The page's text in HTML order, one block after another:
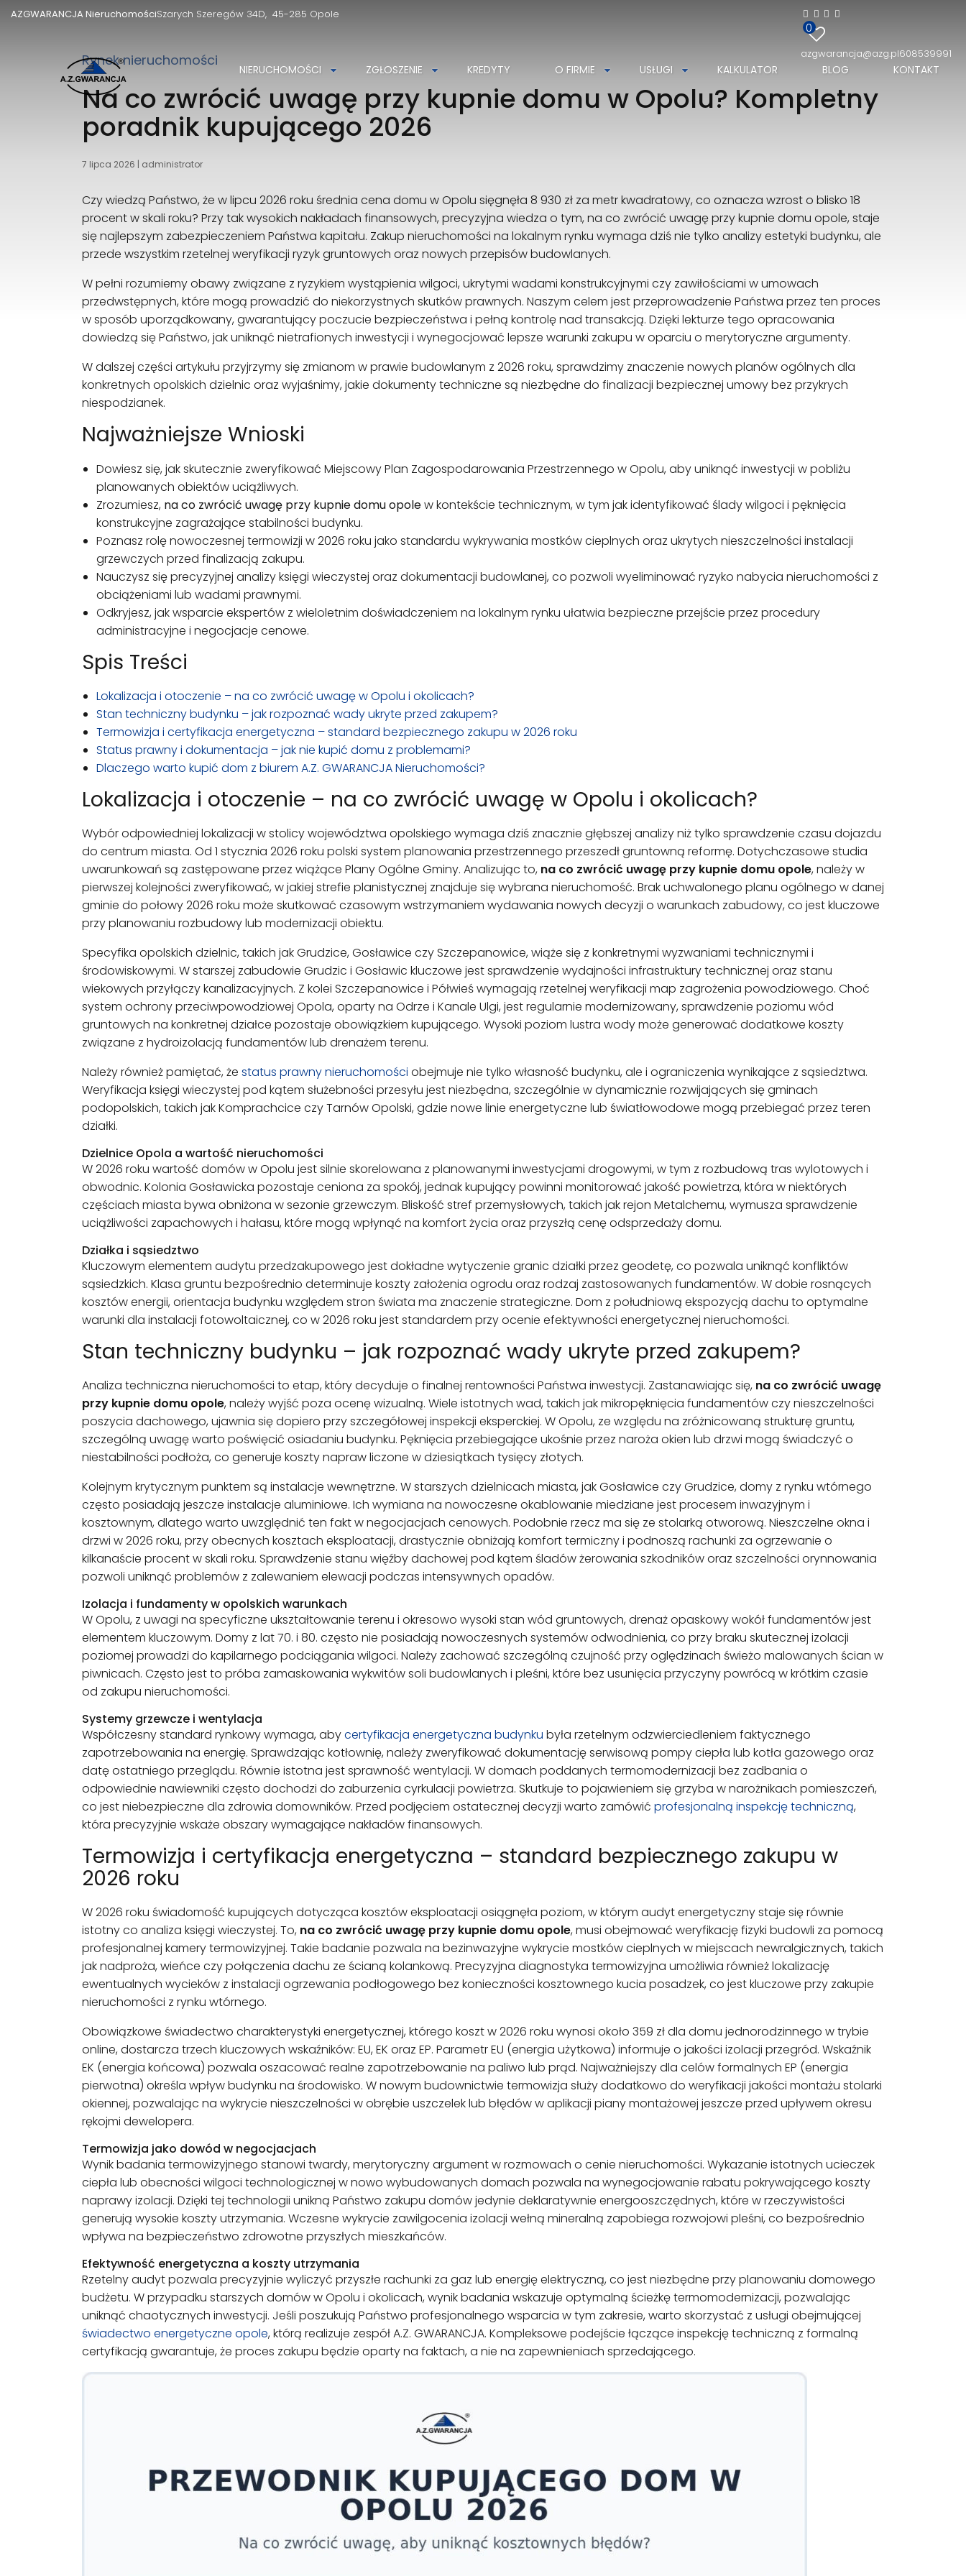
AZGWARANCJA NieruchomościSzarych Szeregów 34D 45-285 Opole
0
azgwarancja@azg.pl608539991
NIERUCHOMOŚCI ZGŁOSZENIE KREDYTY O FIRMIE USŁUGI KALKULATOR BLOG KONTAKT
AZGWARANCJA Nieruchomości
Szarych Szeregów 34D
45-285 Opole
608539991
azgwarancja@azg.pl
Rynek nieruchomości
Na co zwrócić uwagę przy kupnie domu w Opolu? Kompletny
poradnik kupującego 2026
7 lipca 2026 | administrator
Czy wiedzą Państwo, że w lipcu 2026 roku średnia cena domu w Opolu sięgnęła 8 930 zł za metr kwadratowy, co oznacza wzrost o blisko 18
procent w skali roku? Przy tak wysokich nakładach finansowych, precyzyjna wiedza o tym, na co zwrócić uwagę przy kupnie domu opole, staje
się najlepszym zabezpieczeniem Państwa kapitału. Zakup nieruchomości na lokalnym rynku wymaga dziś nie tylko analizy estetyki budynku, ale
przede wszystkim rzetelnej weryfikacji ryzyk gruntowych oraz nowych przepisów budowlanych.
W pełni rozumiemy obawy związane z ryzykiem wystąpienia wilgoci, ukrytymi wadami konstrukcyjnymi czy zawiłościami w umowach
przedwstępnych, które mogą prowadzić do niekorzystnych skutków prawnych. Naszym celem jest przeprowadzenie Państwa przez ten proces
w sposób uporządkowany, gwarantujący poczucie bezpieczeństwa i pełną kontrolę nad transakcją. Dzięki lekturze tego opracowania
dowiedzą się Państwo, jak uniknąć nietrafionych inwestycji i wynegocjować lepsze warunki zakupu w oparciu o merytoryczne argumenty.
W dalszej części artykułu przyjrzymy się zmianom w prawie budowlanym z 2026 roku, sprawdzimy znaczenie nowych planów ogólnych dla
konkretnych opolskich dzielnic oraz wyjaśnimy, jakie dokumenty techniczne są niezbędne do finalizacji bezpiecznej umowy bez przykrych
niespodzianek.
Najważniejsze Wnioski
Dowiesz się, jak skutecznie zweryfikować Miejscowy Plan Zagospodarowania Przestrzennego w Opolu, aby uniknąć inwestycji w pobliżu
planowanych obiektów uciążliwych.
Zrozumiesz, na co zwrócić uwagę przy kupnie domu opolew kontekście technicznym, w tym jak identyfikować ślady wilgoci i pęknięcia
konstrukcyjne zagrażające stabilności budynku.
Poznasz rolę nowoczesnej termowizji w 2026 roku jako standardu wykrywania mostków cieplnych oraz ukrytych nieszczelności instalacji
grzewczych przed finalizacją zakupu.
Nauczysz się precyzyjnej analizy księgi wieczystej oraz dokumentacji budowlanej, co pozwoli wyeliminować ryzyko nabycia nieruchomości z
obciążeniami lub wadami prawnymi.
Odkryjesz, jak wsparcie ekspertów z wieloletnim doświadczeniem na lokalnym rynku ułatwia bezpieczne przejście przez procedury
administracyjne i negocjacje cenowe.
Spis Treści
Lokalizacja i otoczenie – na co zwrócić uwagę w Opolu i okolicach?
Stan techniczny budynku – jak rozpoznać wady ukryte przed zakupem?
Termowizja i certyfikacja energetyczna – standard bezpiecznego zakupu w 2026 roku
Status prawny i dokumentacja – jak nie kupić domu z problemami?
Dlaczego warto kupić dom z biurem A.Z. GWARANCJA Nieruchomości?
Lokalizacja i otoczenie – na co zwrócić uwagę w Opolu i okolicach?
Wybór odpowiedniej lokalizacji w stolicy województwa opolskiego wymaga dziś znacznie głębszej analizy niż tylko sprawdzenie czasu dojazdu
do centrum miasta. Od 1 stycznia 2026 roku polski system planowania przestrzennego przeszedł gruntowną reformę. Dotychczasowe studia
uwarunkowań są zastępowane przez wiążące Plany Ogólne Gminy. Analizując to, na co zwrócić uwagę przy kupnie domu opole, należy w
pierwszej kolejności zweryfikować, w jakiej strefie planistycznej znajduje się wybrana nieruchomość. Brak uchwalonego planu ogólnego w danej
gminie do połowy 2026 roku może skutkować czasowym wstrzymaniem wydawania nowych decyzji o warunkach zabudowy, co jest kluczowe
przy planowaniu rozbudowy lub modernizacji obiektu.
Specyfika opolskich dzielnic, takich jak Grudzice, Gosławice czy Szczepanowice, wiąże się z konkretnymi wyzwaniami technicznymi i
środowiskowymi. W starszej zabudowie Grudzic i Gosławic kluczowe jest sprawdzenie wydajności infrastruktury technicznej oraz stanu
wiekowych przyłączy kanalizacyjnych. Z kolei Szczepanowice i Półwieś wymagają rzetelnej weryfikacji map zagrożenia powodziowego. Choć
system ochrony przeciwpowodziowej Opola, oparty na Odrze i Kanale Ulgi, jest regularnie modernizowany, sprawdzenie poziomu wód
gruntowych na konkretnej działce pozostaje obowiązkiem kupującego. Wysoki poziom lustra wody może generować dodatkowe koszty
związane z hydroizolacją fundamentów lub drenażem terenu.
Należy również pamiętać, że status prawny nieruchomości obejmuje nie tylko własność budynku, ale i ograniczenia wynikające z sąsiedztwa.
Weryfikacja księgi wieczystej pod kątem służebności przesyłu jest niezbędna, szczególnie w dynamicznie rozwijających się gminach
podopolskich, takich jak Komprachcice czy Tarnów Opolski, gdzie nowe linie energetyczne lub światłowodowe mogą przebiegać przez teren
działki.
Dzielnice Opola a wartość nieruchomości
W 2026 roku wartość domów w Opolu jest silnie skorelowana z planowanymi inwestycjami drogowymi, w tym z rozbudową tras wylotowych i
obwodnic. Kolonia Gosławicka pozostaje ceniona za spokój, jednak kupujący powinni monitorować jakość powietrza, która w niektórych
częściach miasta bywa obniżona w sezonie grzewczym. Bliskość stref przemysłowych, takich jak rejon Metalchemu, wymusza sprawdzenie
uciążliwości zapachowych i hałasu, które mogą wpłynąć na komfort życia oraz przyszłą cenę odsprzedaży domu.
Działka i sąsiedztwo
Kluczowym elementem audytu przedzakupowego jest dokładne wytyczenie granic działki przez geodetę, co pozwala uniknąć konfliktów
sąsiedzkich. Klasa gruntu bezpośrednio determinuje koszty założenia ogrodu oraz rodzaj zastosowanych fundamentów. W dobie rosnących
kosztów energii, orientacja budynku względem stron świata ma znaczenie strategiczne. Dom z południową ekspozycją dachu to optymalne
warunki dla instalacji fotowoltaicznej, co w 2026 roku jest standardem przy ocenie efektywności energetycznej nieruchomości.
Stan techniczny budynku – jak rozpoznać wady ukryte przed zakupem?
Analiza techniczna nieruchomości to etap, który decyduje o finalnej rentowności Państwa inwestycji. Zastanawiając się, na co zwrócić uwagę
przy kupnie domu opole, należy wyjść poza ocenę wizualną. Wiele istotnych wad, takich jak mikropęknięcia fundamentów czy nieszczelności
poszycia dachowego, ujawnia się dopiero przy szczegółowej inspekcji eksperckiej. W Opolu, ze względu na zróżnicowaną strukturę gruntu,
szczególną uwagę warto poświęcić osiadaniu budynku. Pęknięcia przebiegające ukośnie przez naroża okien lub drzwi mogą świadczyć o
niestabilności podłoża, co generuje koszty napraw liczone w dziesiątkach tysięcy złotych.
Kolejnym krytycznym punktem są instalacje wewnętrzne. W starszych dzielnicach miasta, jak Gosławice czy Grudzice, domy z rynku wtórnego
często posiadają jeszcze instalacje aluminiowe. Ich wymiana na nowoczesne okablowanie miedziane jest procesem inwazyjnym i
kosztownym, dlatego warto uwzględnić ten fakt w negocjacjach cenowych. Podobnie rzecz ma się ze stolarką otworową. Nieszczelne okna i
drzwi w 2026 roku, przy obecnych kosztach eksploatacji, drastycznie obniżają komfort termiczny i podnoszą rachunki za ogrzewanie o
kilkanaście procent w skali roku. Sprawdzenie stanu więźby dachowej pod kątem śladów żerowania szkodników oraz szczelności orynnowania
pozwoli uniknąć problemów z zalewaniem elewacji podczas intensywnych opadów.
Izolacja i fundamenty w opolskich warunkach
W Opolu, z uwagi na specyficzne ukształtowanie terenu i okresowo wysoki stan wód gruntowych, drenaż opaskowy wokół fundamentów jest
elementem kluczowym. Domy z lat 70. i 80. często nie posiadają nowoczesnych systemów odwodnienia, co przy braku skutecznej izolacji
poziomej prowadzi do kapilarnego podciągania wilgoci. Należy zachować szczególną czujność przy oględzinach świeżo malowanych ścian w
piwnicach. Często jest to próba zamaskowania wykwitów soli budowlanych i pleśni, które bez usunięcia przyczyny powrócą w krótkim czasie
od zakupu nieruchomości.
Systemy grzewcze i wentylacja
Współczesny standard rynkowy wymaga, abycertyfikacja energetyczna budynku była rzetelnym odzwierciedleniem faktycznego
zapotrzebowania na energię. Sprawdzając kotłownię, należy zweryfikować dokumentację serwisową pompy ciepła lub kotła gazowego oraz
datę ostatniego przeglądu. Równie istotna jest sprawność wentylacji. W domach poddanych termomodernizacji bez zadbania o
odpowiednie nawiewniki często dochodzi do zaburzenia cyrkulacji powietrza. Skutkuje to pojawieniem się grzyba w narożnikach pomieszczeń,
co jest niebezpieczne dla zdrowia domowników. Przed podjęciem ostatecznej decyzji warto zamówić profesjonalną inspekcję techniczną,
która precyzyjnie wskaże obszary wymagające nakładów finansowych.
Termowizja i certyfikacja energetyczna – standard bezpiecznego zakupu w
2026 roku
W 2026 roku świadomość kupujących dotycząca kosztów eksploatacji osiągnęła poziom, w którym audyt energetyczny staje się równie
istotny co analiza księgi wieczystej. To, na co zwrócić uwagę przy kupnie domu opole, musi obejmować weryfikację fizyki budowli za pomocą
profesjonalnej kamery termowizyjnej. Takie badanie pozwala na bezinwazyjne wykrycie mostków cieplnych w miejscach newralgicznych, takich
jak nadproża, wieńce czy połączenia dachu ze ścianą kolankową. Precyzyjna diagnostyka termowizyjna umożliwia również lokalizację
ewentualnych wycieków z instalacji ogrzewania podłogowego bez konieczności kosztownego kucia posadzek, co jest kluczowe przy zakupie
nieruchomości z rynku wtórnego.
Obowiązkowe świadectwo charakterystyki energetycznej, którego koszt w 2026 roku wynosi około 359 zł dla domu jednorodzinnego w trybie
online, dostarcza trzech kluczowych wskaźników: EU, EK oraz EP. Parametr EU (energia użytkowa) informuje o jakości izolacji przegród. Wskaźnik
EK (energia końcowa) pozwala oszacować realne zapotrzebowanie na paliwo lub prąd. Najważniejszy dla celów formalnych EP (energia
pierwotna) określa wpływ budynku na środowisko. W nowym budownictwie termowizja służy dodatkowo do weryfikacji jakości montażu stolarki
okiennej, pozwalając na wykrycie nieszczelności w obrębie uszczelek lub błędów w aplikacji piany montażowej jeszcze przed upływem okresu
rękojmi dewelopera.
Termowizja jako dowód w negocjacjach
Wynik badania termowizyjnego stanowi twardy, merytoryczny argument w rozmowach o cenie nieruchomości. Wykazanie istotnych ucieczek
ciepła lub obecności wilgoci technologicznej w nowo wybudowanych domach pozwala na wynegocjowanie rabatu pokrywającego koszty
naprawy izolacji. Dzięki tej technologii unikną Państwo zakupu domów jedynie deklaratywnie energooszczędnych, które w rzeczywistości
generują wysokie koszty utrzymania. Wczesne wykrycie zawilgocenia izolacji wełną mineralną zapobiega rozwojowi pleśni, co bezpośrednio
wpływa na bezpieczeństwo zdrowotne przyszłych mieszkańców.
Efektywność energetyczna a koszty utrzymania
Rzetelny audyt pozwala precyzyjnie wyliczyć przyszłe rachunki za gaz lub energię elektryczną, co jest niezbędne przy planowaniu domowego
budżetu. W przypadku starszych domów w Opolu i okolicach, wynik badania wskazuje optymalną ścieżkę termomodernizacji, pozwalając
uniknąć chaotycznych inwestycji. Jeśli poszukują Państwo profesjonalnego wsparcia w tym zakresie, warto skorzystać z usługi obejmującej
świadectwo energetyczne opole, którą realizuje zespół A.Z. GWARANCJA. Kompleksowe podejście łączące inspekcję techniczną z formalną
certyfikacją gwarantuje, że proces zakupu będzie oparty na faktach, a nie na zapewnieniach sprzedającego.